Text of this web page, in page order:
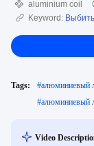
aluminium coil
Keyword:
Tags: #алюминиевый
#алюминиевый
Video